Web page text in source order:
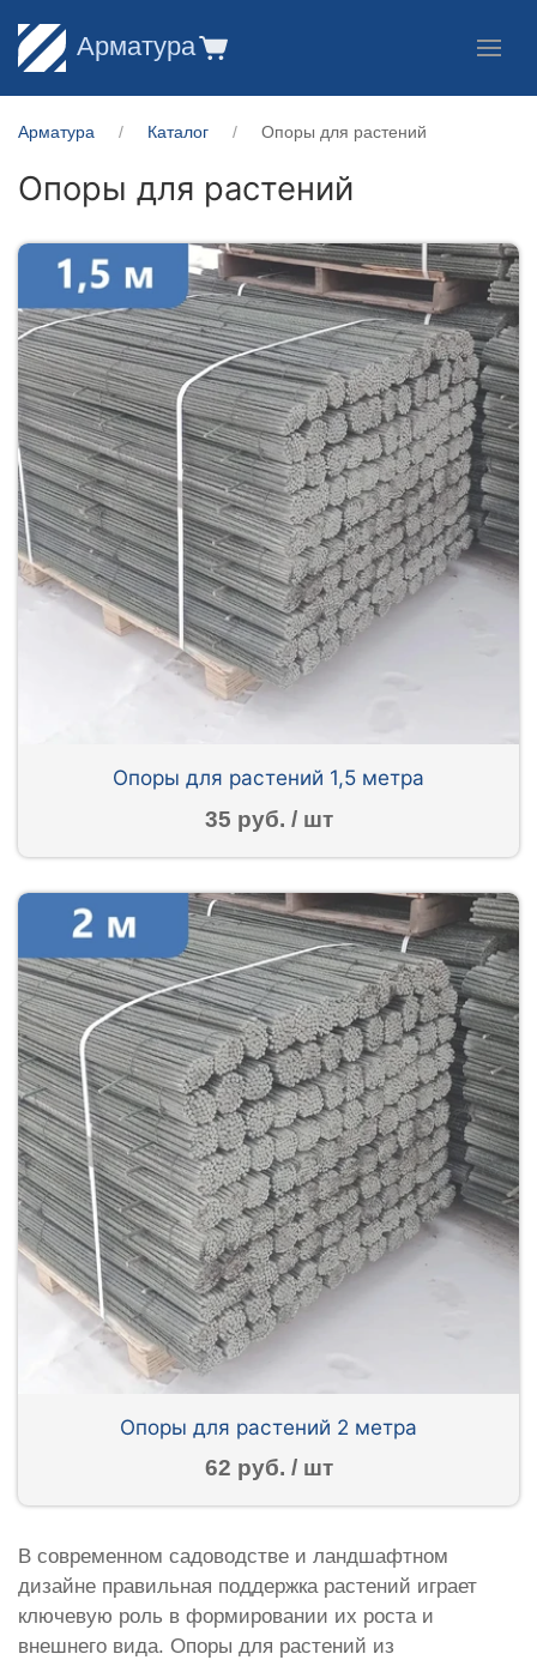
Арматура
Арматура Каталог Опоры для растений
Опоры для растений
Опоры для растений 1,5 метра
35 руб. / шт
Опоры для растений 2 метра
62 руб. / шт
В современном садоводстве и ландшафтном
дизайне правильная поддержка растений играет
ключевую роль в формировании их роста и
внешнего вида. Опоры для растений из